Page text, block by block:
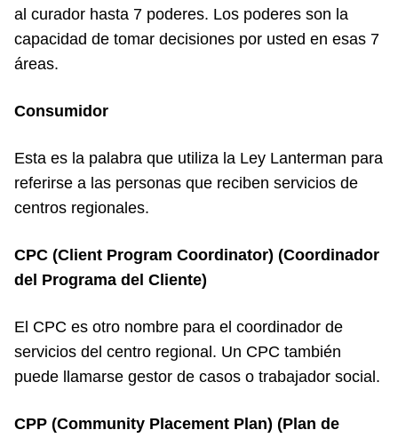
al curador hasta 7 poderes. Los poderes son la
capacidad de tomar decisiones por usted en esas 7
áreas.
Consumidor
Esta es la palabra que utiliza la Ley Lanterman para
referirse a las personas que reciben servicios de
centros regionales.
CPC (Client Program Coordinator) (Coordinador
del Programa del Cliente)
El CPC es otro nombre para el coordinador de
servicios del centro regional. Un CPC también
puede llamarse gestor de casos o trabajador social.
CPP (Community Placement Plan) (Plan de